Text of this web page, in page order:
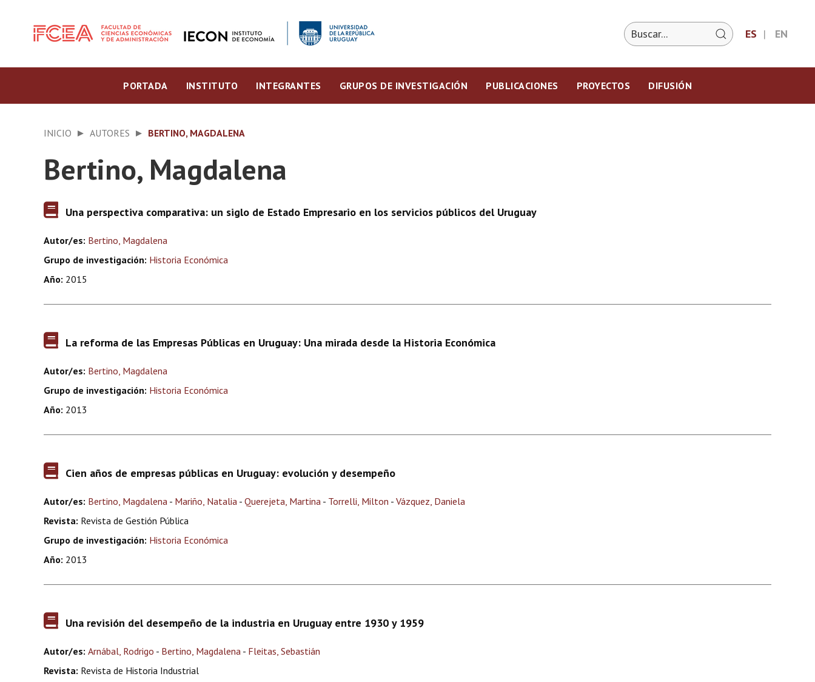
ES EN
PORTADA INSTITUTO INTEGRANTES GRUPOS DE INVESTIGACIÓN PUBLICACIONES PROYECTOS DIFUSIÓN
INICIO AUTORES BERTINO, MAGDALENA
Bertino, Magdalena
Una perspectiva comparativa: un siglo de Estado Empresario en los servicios públicos del Uruguay
Autor/es: Bertino, Magdalena
Grupo de investigación: Historia Económica
Año: 2015
La reforma de las Empresas Públicas en Uruguay: Una mirada desde la Historia Económica
Autor/es: Bertino, Magdalena
Grupo de investigación: Historia Económica
Año: 2013
Cien años de empresas públicas en Uruguay: evolución y desempeño
Autor/es: Bertino, Magdalena - Mariño, Natalia - Querejeta, Martina - Torrelli, Milton - Vázquez, Daniela
Revista: Revista de Gestión Pública
Grupo de investigación: Historia Económica
Año: 2013
Una revisión del desempeño de la industria en Uruguay entre 1930 y 1959
Autor/es: Arnábal, Rodrigo - Bertino, Magdalena - Fleitas, Sebastián
Revista: Revista de Historia Industrial